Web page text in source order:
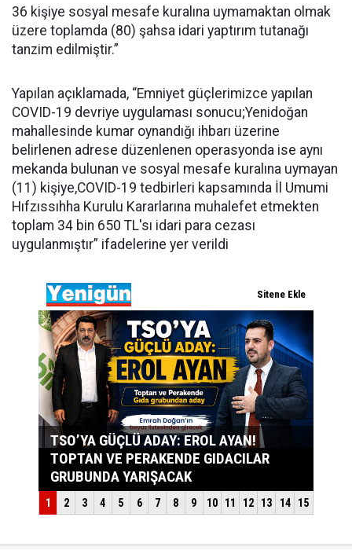
36 kişiye sosyal mesafe kuralına uymamaktan olmak
üzere toplamda (80) şahsa idari yaptırım tutanağı
tanzim edilmiştir.”
Yapılan açıklamada, “Emniyet güçlerimizce yapılan
COVID-19 devriye uygulaması sonucu;Yenidoğan
mahallesinde kumar oynandığı ihbarı üzerine
belirlenen adrese düzenlenen operasyonda ise aynı
mekanda bulunan ve sosyal mesafe kuralına uymayan
(11) kişiye,COVID-19 tedbirleri kapsamında İl Umumi
Hıfzıssıhha Kurulu Kararlarına muhalefet etmekten
toplam 34 bin 650 TL'sı idari para cezası
uygulanmıştır” ifadelerine yer verildi